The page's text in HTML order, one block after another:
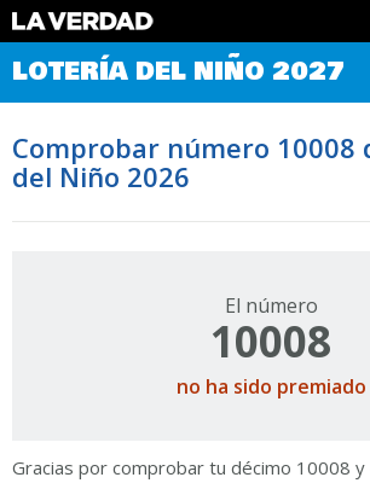
Comprobar Loteria del Niño
Premios
Noticias
Datos
Historia
LOTERÍA DEL NIÑO 2027
Comprobar número 10008
del Niño 2026
El número
10008
no ha sido premiado
Gracias por comprobar tu décimo 10008